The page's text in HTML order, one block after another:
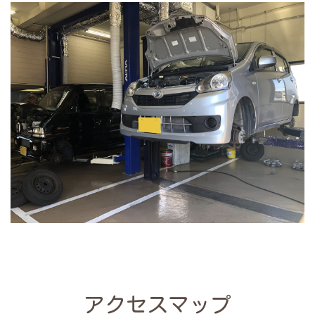
アクセスマップ